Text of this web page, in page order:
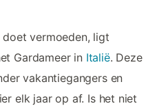
doet vermoeden, ligt
Gardameer in Italië. Deze
vakantiegangers en
elk jaar op af. Is het niet